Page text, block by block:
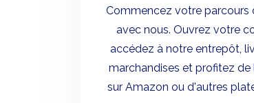
Commencez votre parcours
avec nous. Ouvrez votre
accédez à notre entrepôt,
marchandises et profitez de
sur Amazon ou d'autres